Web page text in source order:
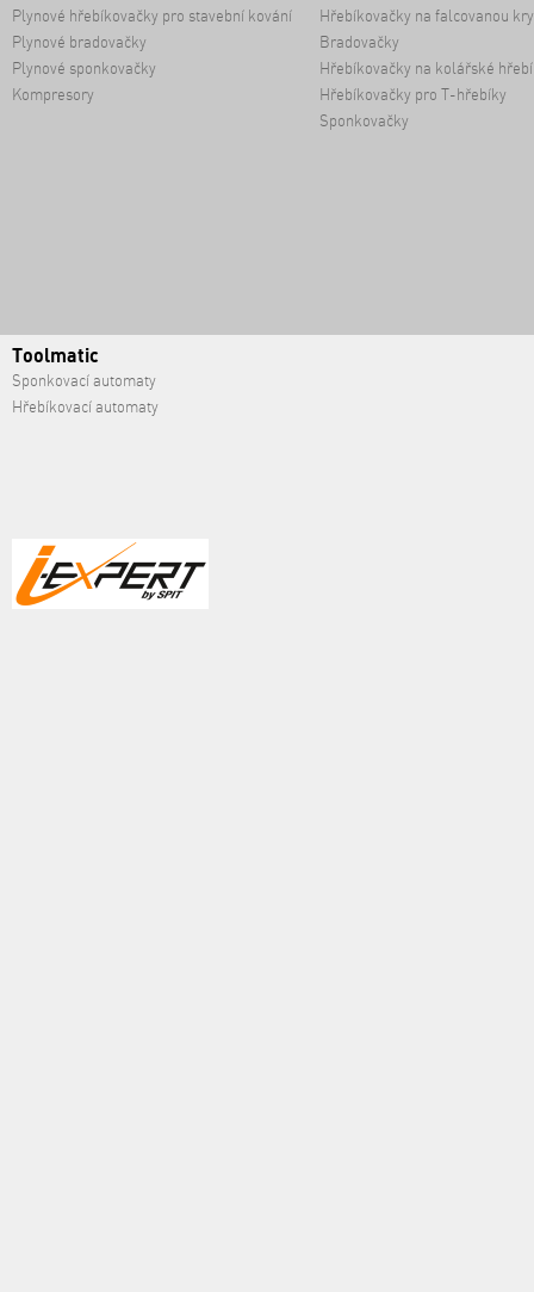
Plynové hřebíkovačky pro stavební kování
Plynové bradovačky
Plynové sponkovačky
Kompresory
Hřebíkovačky na falcovanou
Bradovačky
Hřebíkovačky na kolářské
Hřebíkovačky pro T-hřebíky
Sponkovačky
Toolmatic
Sponkovací automaty
Hřebíkovací automaty